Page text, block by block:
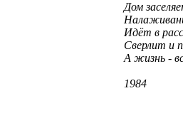
Дом
Идёт в
Сверлит и
А жизнь -
1984